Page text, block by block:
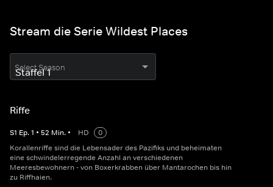
Stream die Serie Wildest Places
Select Season
Riffe
S1 Ep.1 • 52 Min. • HD
0
Korallenriffe sind die Lebensader des Pazifiks und beheimaten
eine schwindelerregende Anzahl an verschiedenen
Meeresbewohnern - von Boxerkrabben über Mantarochen bis hin
zu Riffhaien.